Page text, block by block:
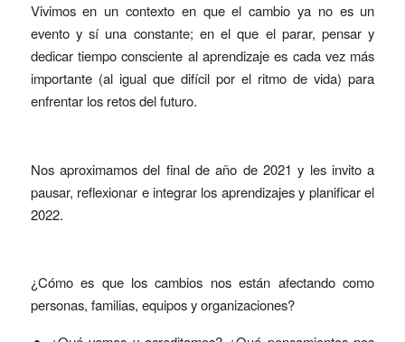
Vivimos en un contexto en que el cambio ya no es un
evento y sí una constante; en el que el parar, pensar y
dedicar tiempo consciente al aprendizaje es cada vez más
importante (al igual que difícil por el ritmo de vida) para
enfrentar los retos del futuro.
Nos aproximamos del final de año de 2021 y les invito a
pausar, reflexionar e integrar los aprendizajes y planificar el
2022.
¿Cómo es que los cambios nos están afectando como
personas, familias, equipos y organizaciones?